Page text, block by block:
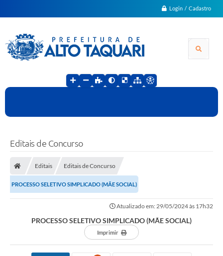
Login / Cadastro
Editais de Concurso
Editais Editais de Concurso
PROCESSO SELETIVO SIMPLICADO (MÃE SOCIAL)
Atualizado em: 29/05/2024 às 17h32
PROCESSO SELETIVO SIMPLICADO (MÃE SOCIAL)
Imprimir